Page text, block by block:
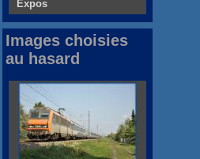
Expos
Images choisies
au hasard